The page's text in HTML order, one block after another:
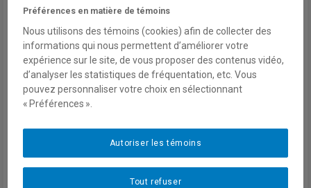
Conflits internationaux et guerres
Démocratie
Migrations
Innovation
Courriel
Arthur.Silve@ecn.ulaval.ca
Préférences en matière de témoins
Nous utilisons des témoins (cookies) afin de collecter des
informations qui nous permettent d’améliorer votre
expérience sur le site, de vous proposer des contenus vidéo,
d’analyser les statistiques de fréquentation, etc. Vous
pouvez personnaliser votre choix en sélectionnant
« Préférences ».
Tout refuser
Autoriser les témoins